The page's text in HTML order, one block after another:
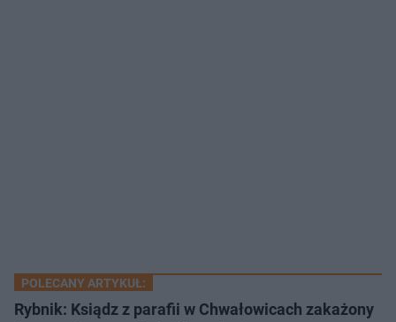
POLECANY ARTYKUŁ:
Rybnik: Ksiądz z parafii w Chwałowicach zakażony